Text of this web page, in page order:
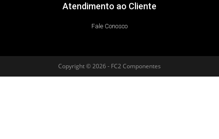
Atendimento ao Cliente
Fale Conosco
Copyright © 2026 - FC2 Componentes